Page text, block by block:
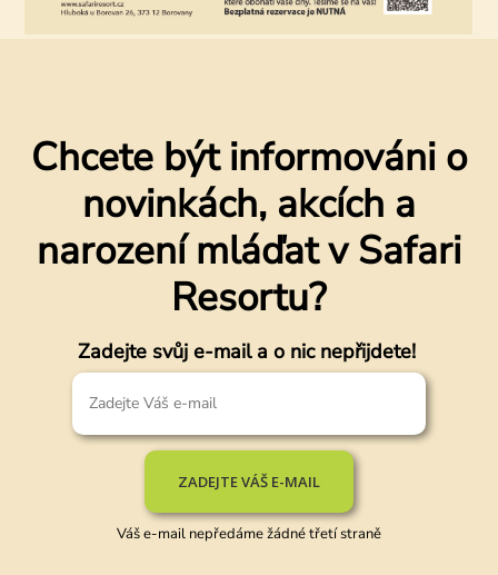
Chcete být informováni o
novinkách, akcích a
narození mláďat v Safari
Resortu?
Zadejte svůj e-mail a o nic nepřijdete!
ZADEJTE VÁŠ E-MAIL
Váš e-mail nepředáme žádné třetí straně